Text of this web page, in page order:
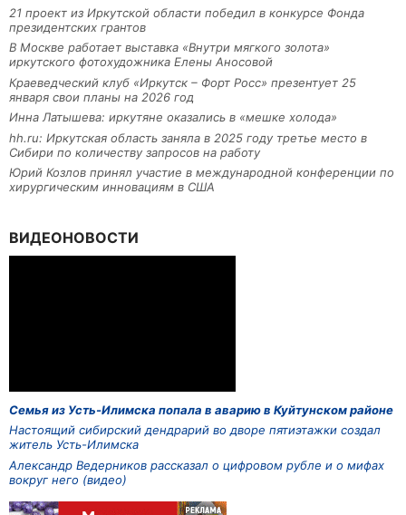
21 проект из Иркутской области победил в конкурсе Фонда
президентских грантов
В Москве работает выставка «Внутри мягкого золота»
иркутского фотохудожника Елены Аносовой
Краеведческий клуб «Иркутск – Форт Росс» презентует 25
января свои планы на 2026 год
Инна Латышева: иркутяне оказались в «мешке холода»
hh.ru: Иркутская область заняла в 2025 году третье место в
Сибири по количеству запросов на работу
Юрий Козлов принял участие в международной конференции по
хирургическим инновациям в США
ВИДЕОНОВОСТИ
Семья из Усть-Илимска попала в аварию в Куйтунском районе
Настоящий сибирский дендрарий во дворе пятиэтажки создал
житель Усть-Илимска
Александр Ведерников рассказал о цифровом рубле и о мифах
вокруг него (видео)